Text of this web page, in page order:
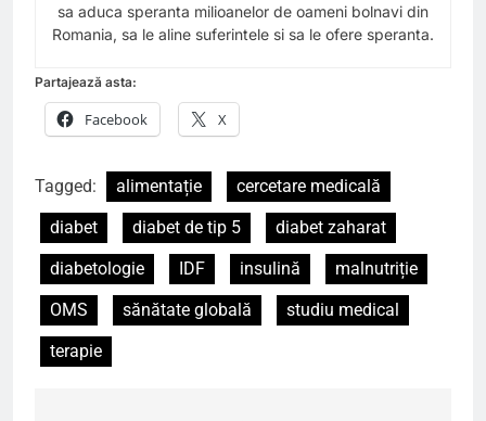
sa aduca speranta milioanelor de oameni bolnavi din
Romania, sa le aline suferintele si sa le ofere speranta.
Partajează asta:
Facebook X
Tagged: alimentație
cercetare medicală
diabet
diabet de tip 5
diabet zaharat
diabetologie
IDF insulină
malnutriție
OMS
sănătate globală
studiu medical
terapie